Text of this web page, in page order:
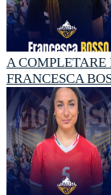
A
FRANCESCA